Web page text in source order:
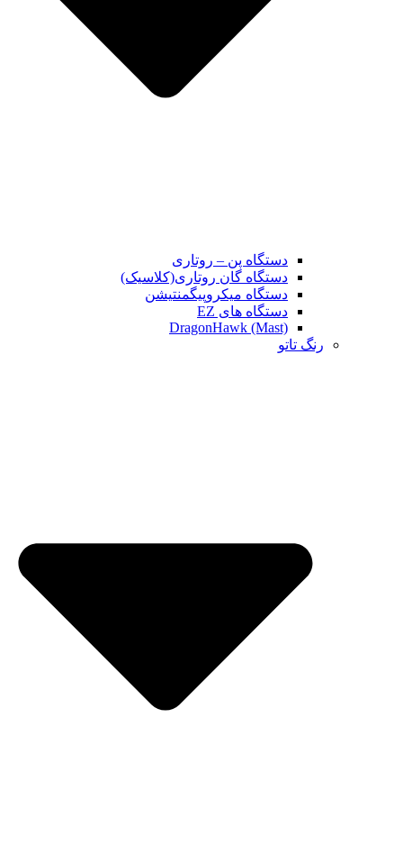
دستگاه پن – روتاری
دستگاه گان روتاری(کلاسیک)
دستگاه میکروپیگمنتیشن
دستگاه های EZ
DragonHawk (Mast)
رنگ تاتو